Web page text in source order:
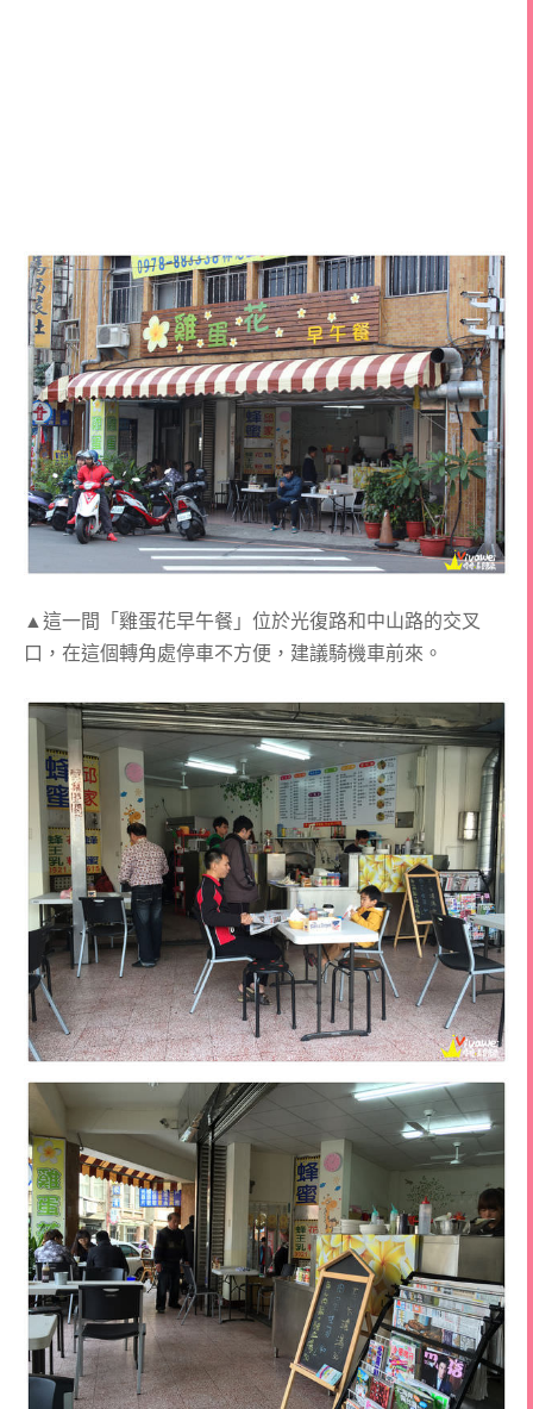
▲這一間「雞蛋花早午餐」位於光復路和中山路的交叉
口，在這個轉角處停車不方便，建議騎機車前來。